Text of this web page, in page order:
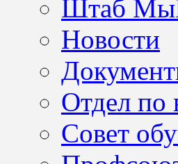
Штаб
Новости
Отдел по
Совет